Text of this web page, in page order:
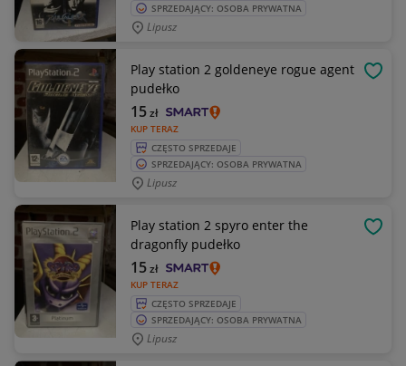
SPRZEDAJĄCY: OSOBA PRYWATNA
Lipusz
Play station 2 goldeneye rogue agent
pudełko
KUP TERAZ
15zł
CZĘSTO SPRZEDAJE
SPRZEDAJĄCY: OSOBA PRYWATNA
Lipusz
Play station 2 spyro enter the
dragonfly pudełko
KUP TERAZ
15zł
CZĘSTO SPRZEDAJE
SPRZEDAJĄCY: OSOBA PRYWATNA
Lipusz